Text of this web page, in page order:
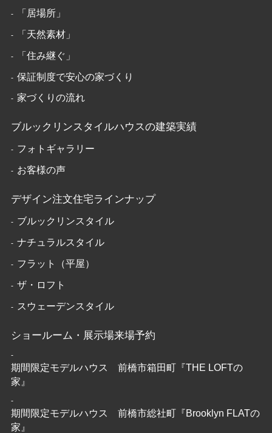
「居場所」
「天然素材」
「住み継ぐ」
保証制度で安心の家づくり
家づくりの流れ
ブルックリンスタイルハウスの建築実績
フォトギャラリー
お客様の声
デザイン注文住宅ラインナップ
ブルックリンスタイル
ナチュラルスタイル
フラット（平屋）
ザ・ロフト
スウェーデンスタイル
ショールーム・展示場来場予約
期間限定モデルハウス 前橋市箱田町『THE LOFTの
家』
期間限定モデルハウス 前橋市総社町『Brooklyn FLATの
家』